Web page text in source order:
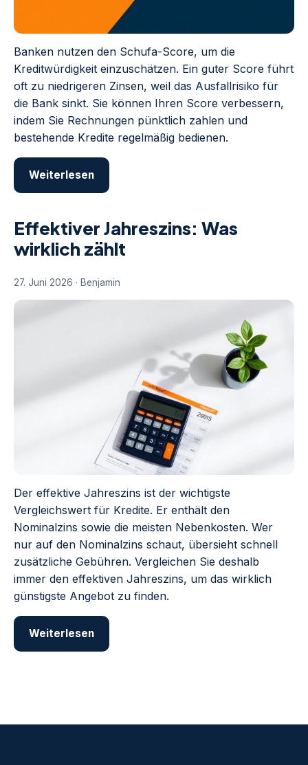
Banken nutzen den Schufa-Score, um die
Kreditwürdigkeit einzuschätzen. Ein guter Score führt
oft zu niedrigeren Zinsen, weil das Ausfallrisiko für
die Bank sinkt. Sie können Ihren Score verbessern,
indem Sie Rechnungen pünktlich zahlen und
bestehende Kredite regelmäßig bedienen.
Weiterlesen
Effektiver Jahreszins: Was
wirklich zählt
27. Juni 2026 · Benjamin
Der effektive Jahreszins ist der wichtigste
Vergleichswert für Kredite. Er enthält den
Nominalzins sowie die meisten Nebenkosten. Wer
nur auf den Nominalzins schaut, übersieht schnell
zusätzliche Gebühren. Vergleichen Sie deshalb
immer den effektiven Jahreszins, um das wirklich
günstigste Angebot zu finden.
Weiterlesen